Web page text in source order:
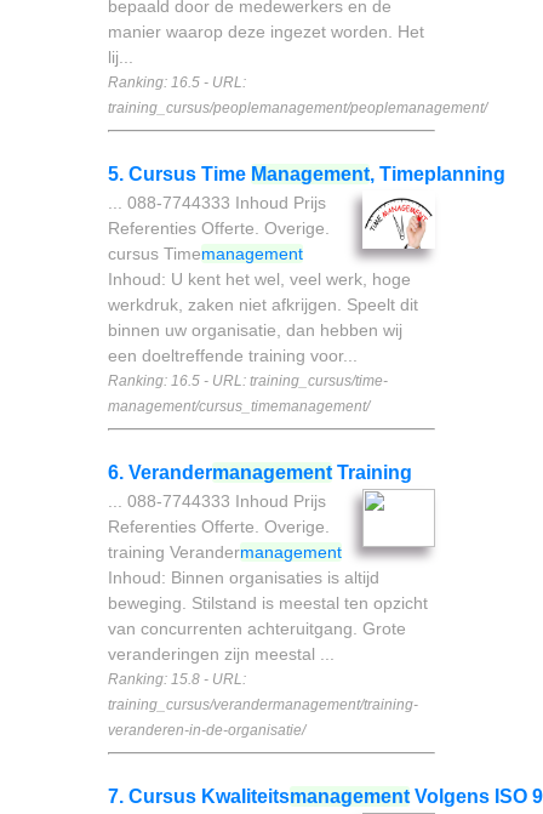
bepaald door de medewerkers en de
manier waarop deze ingezet worden. Het
lij...
Ranking: 16.5 - URL:
training_cursus/peoplemanagement/peoplemanagement/
5. Cursus Time Management, Timeplanning
... 088-7744333 Inhoud Prijs
Referenties Offerte. Overige.
cursus Timemanagement
Inhoud: U kent het wel, veel werk, hoge
werkdruk, zaken niet afkrijgen. Speelt dit
binnen uw organisatie, dan hebben wij
een doeltreffende training voor...
Ranking: 16.5 - URL: training_cursus/time-
management/cursus_timemanagement/
6. Verandermanagement Training
... 088-7744333 Inhoud Prijs
Referenties Offerte. Overige.
training Verandermanagement
Inhoud: Binnen organisaties is altijd
beweging. Stilstand is meestal ten opzicht
van concurrenten achteruitgang. Grote
veranderingen zijn meestal ...
Ranking: 15.8 - URL:
training_cursus/verandermanagement/training-
veranderen-in-de-organisatie/
7. Cursus Kwaliteitsmanagement Volgens ISO